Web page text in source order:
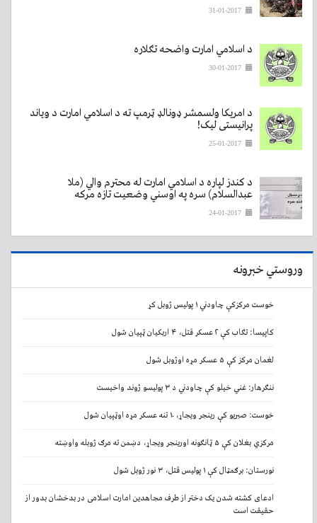
31-01-2017
د اسلامي امارت واضحه تګلاره
30-01-2017
د امریکا ولسمشر ډونالډ ټرمپ ته د اسلامي امارت د ویاند
پرانیستی لیک!
25-01-2017
د کندز لپاره د اسلامي امارت له محترم والي (ملا
عبدالسلام) سره په اوسني وضعيت تازه مرکه
24-01-2017
وروستي خبرونه
خوست مرکزکې چاودني ۱ پولیس ژوبل کړ
کاپيسا: تګاب کې ۲ عسکر قتل، ۴ اربکیان ټپيان شول
لغمان مرکز کې ۵ عسکر مړه اوژوبل شول
ننګرهار: غني خیلو کې چاودني د ۳ پولیسو ژوند واخیست
خوست: صبریو کې رینجر ویجاړ، ۱۰ تنه عسکر مړه اوټپيان شول
مرکزي بغلان کې ۵ ټانګونه اورینجر ویجاړ، دښمن ته مرګ ژوبله واوښته
نورستان: برګمټال کې ۱ پولیس قتل، ۳ نور ژوبل شول
ادعای کشته شدن یک دختر از طرف مجاهدین امارت اسلامی در بدخشان بدور از
حقیقت است